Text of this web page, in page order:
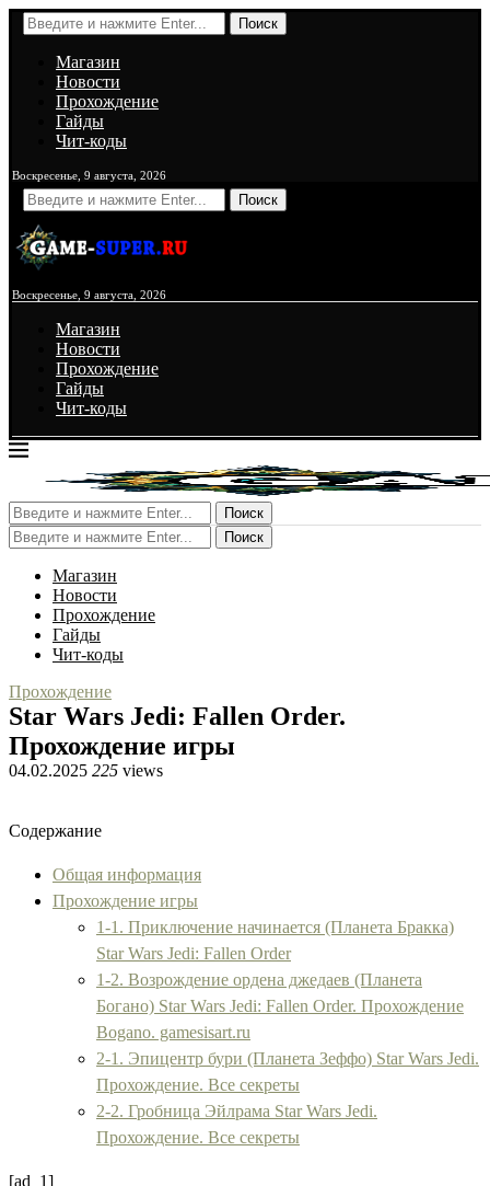
Поиск
Магазин
Новости
Прохождение
Гайды
Чит-коды
Воскресенье, 9 августа, 2026
Поиск
Воскресенье, 9 августа, 2026
Магазин
Новости
Прохождение
Гайды
Чит-коды
Поиск
Поиск
Магазин
Новости
Прохождение
Гайды
Чит-коды
Прохождение
Star Wars Jedi: Fallen Order.
Прохождение игры
04.02.2025 225 views
Содержание
Общая информация
Прохождение игры
1-1. Приключение начинается (Планета Бракка)
Star Wars Jedi: Fallen Order
1-2. Возрождение ордена джедаев (Планета
Богано) Star Wars Jedi: Fallen Order. Прохождение
Bogano. gamesisart.ru
2-1. Эпицентр бури (Планета Зеффо) Star Wars Jedi.
Прохождение. Все секреты
2-2. Гробница Эйлрама Star Wars Jedi.
Прохождение. Все секреты
[ad_1]